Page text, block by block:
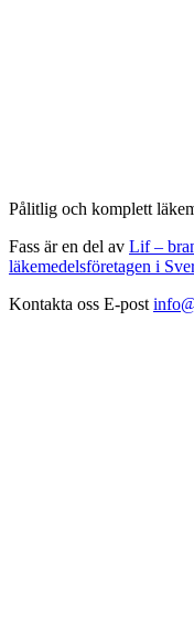
Pålitlig och komplett
Fass är en del av Lif –
läkemedelsföretagen i
Kontakta oss E-post